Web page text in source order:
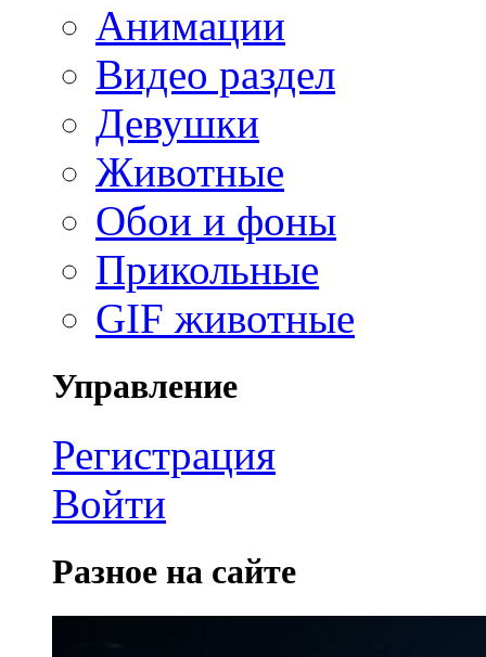
Анимации
Видео раздел
Девушки
Животные
Обои и фоны
Прикольные
GIF животные
Управление
Регистрация
Войти
Разное на сайте